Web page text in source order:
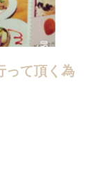
って頂く為